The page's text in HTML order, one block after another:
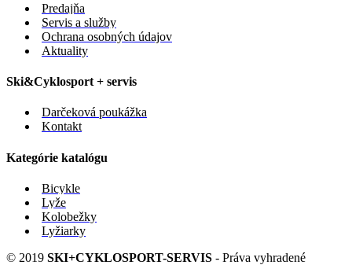
Predajňa
Servis a služby
Ochrana osobných údajov
Aktuality
Ski&Cyklosport + servis
Darčeková poukážka
Kontakt
Kategórie katalógu
Bicykle
Lyže
Kolobežky
Lyžiarky
© 2019 SKI+CYKLOSPORT-SERVIS - Práva vyhradené